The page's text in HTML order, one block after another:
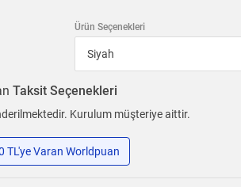
Ürün Seçenekleri
Taksit Seçenekleri
Kurulum müşteriye aittir.
TL'ye Varan Worldpuan